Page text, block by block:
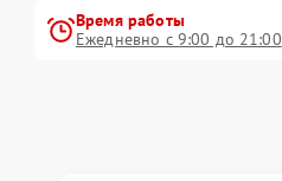
Время работы
Ежедневно с 9:00 до 21:00